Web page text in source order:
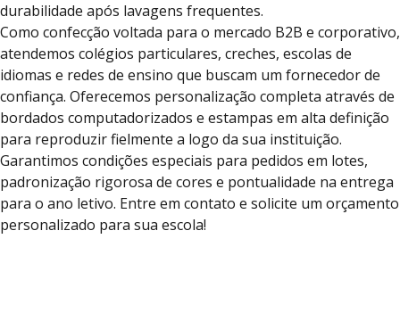
durabilidade após lavagens frequentes.
Como confecção voltada para o mercado B2B e corporativo,
atendemos colégios particulares, creches, escolas de
idiomas e redes de ensino que buscam um fornecedor de
confiança. Oferecemos personalização completa através de
bordados computadorizados e estampas em alta definição
para reproduzir fielmente a logo da sua instituição.
Garantimos condições especiais para pedidos em lotes,
padronização rigorosa de cores e pontualidade na entrega
para o ano letivo. Entre em contato e solicite um orçamento
personalizado para sua escola!